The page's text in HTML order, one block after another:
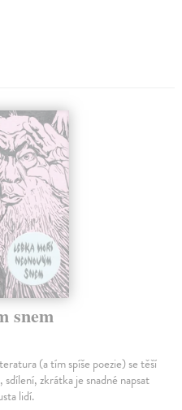
snem
(a tím spíše poezie) se těší
zkrátka je snadné napsat
lidí.